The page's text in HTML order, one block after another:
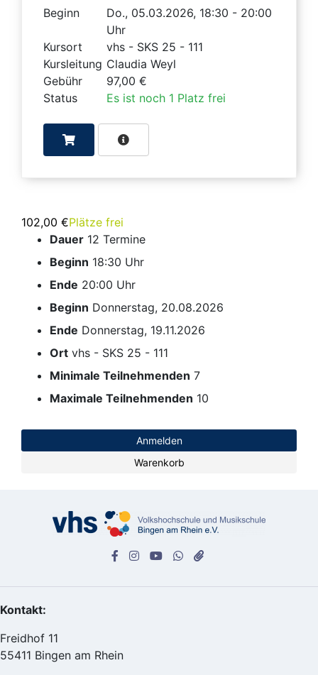
Beginn
Do., 05.03.2026, 18:30 - 20:00
Uhr
Kursort
vhs - SKS 25 - 111
Kursleitung Claudia Weyl
Gebühr
97,00 €
Status
Es ist noch 1 Platz frei
102,00 €Plätze frei
Dauer 12 Termine
Beginn 18:30 Uhr
Ende 20:00 Uhr
Beginn Donnerstag, 20.08.2026
Ende Donnerstag, 19.11.2026
Ort vhs - SKS 25 - 111
Minimale Teilnehmenden 7
Maximale Teilnehmenden 10
Anmelden
Warenkorb
Kontakt:
Freidhof 11
55411 Bingen am Rhein